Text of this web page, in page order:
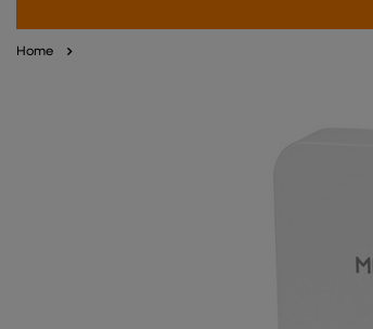
Home